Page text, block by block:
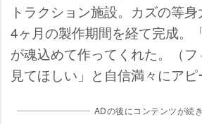
トラクション施設。カズの等
4ヶ月の製作期間を経て完成。
が魂込めて作ってくれた。（
見てほしい」と自信満々にアピ
ADの後にコンテンツが続